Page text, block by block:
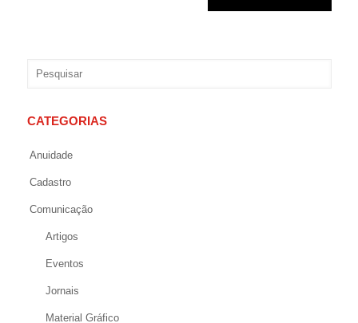
CATEGORIAS
Anuidade
Cadastro
Comunicação
Artigos
Eventos
Jornais
Material Gráfico